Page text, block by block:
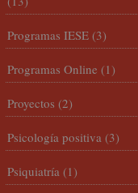
Programas IESE (3)
Programas Online (1)
Proyectos (2)
Psicología positiva (3)
Psiquiatría (1)